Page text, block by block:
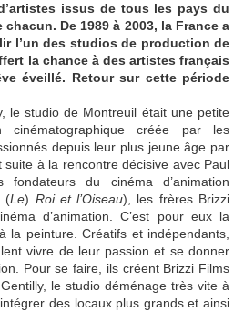
issus de tous les pays du
De 1989 à 2003, la France a
l’un des studios de production de
la chance à des artistes français
éveillé. Retour sur cette période
le studio de Montreuil était une petite
cinématographique créée par les
depuis leur plus jeune âge par
à la rencontre décisive avec Paul
du cinéma d’animation
(Le) Roi et l’Oiseau), les frères Brizzi
d’animation. C’est pour eux la
la peinture. Créatifs et indépendants,
vivre de leur passion et se donner
Pour se faire, ils créent Brizzi Films
le studio déménage très vite à
des locaux plus grands et ainsi